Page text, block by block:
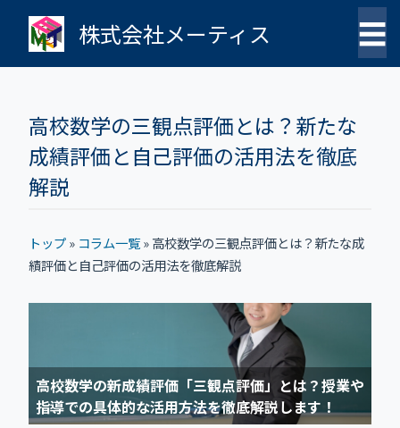
株式会社メーティス ☰
高校数学の三観点評価とは？新たな
成績評価と自己評価の活用法を徹底
解説
トップ» コラム一覧»高校数学の三観点評価とは？新たな成
績評価と自己評価の活用法を徹底解説
高校数学の新成績評価「三観点評価」とは？授業や
指導での具体的な活用方法を徹底解説します！